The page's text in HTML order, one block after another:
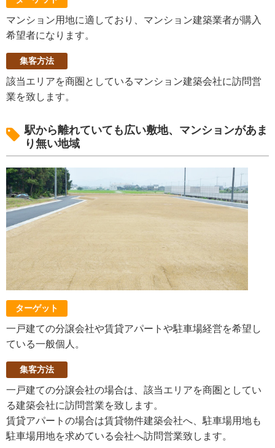
マンション用地に適しており、マンション建築業者が購入
希望者になります。
集客方法
該当エリアを商圏としているマンション建築会社に訪問営
業を致します。
駅から離れていても広い敷地、マンションがあま
り無い地域
ターゲット
一戸建ての分譲会社や賃貸アパートや駐車場経営を希望し
ている一般個人。
集客方法
一戸建ての分譲会社の場合は、該当エリアを商圏としてい
る建築会社に訪問営業を致します。
賃貸アパートの場合は賃貸物件建築会社へ、駐車場用地も
駐車場用地を求めている会社へ訪問営業致します。